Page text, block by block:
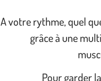
A votre rythme, quel
grâce à une
Pour garder